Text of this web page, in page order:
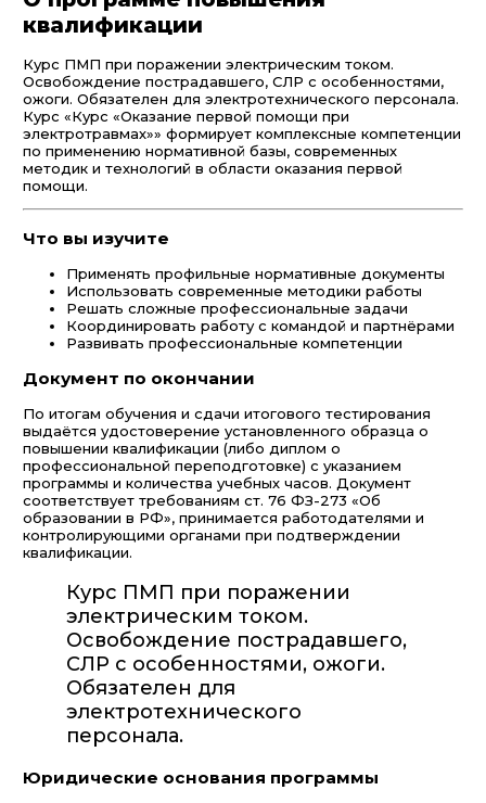
квалификации
Курс ПМП при поражении электрическим током.
Освобождение пострадавшего, СЛР с особенностями,
ожоги. Обязателен для электротехнического персонала.
Курс «Курс «Оказание первой помощи при
электротравмах»» формирует комплексные компетенции
по применению нормативной базы, современных
методик и технологий в области оказания первой
помощи.
Что вы изучите
Применять профильные нормативные документы
Использовать современные методики работы
Решать сложные профессиональные задачи
Координировать работу с командой и партнёрами
Развивать профессиональные компетенции
Документ по окончании
По итогам обучения и сдачи итогового тестирования
выдаётся удостоверение установленного образца о
повышении квалификации (либо диплом о
профессиональной переподготовке) с указанием
программы и количества учебных часов. Документ
соответствует требованиям ст. 76 ФЗ-273 «Об
образовании в РФ», принимается работодателями и
контролирующими органами при подтверждении
квалификации.
Курс ПМП при поражении
электрическим током.
Освобождение пострадавшего,
СЛР с особенностями, ожоги.
Обязателен для
электротехнического
персонала.
Юридические основания программы